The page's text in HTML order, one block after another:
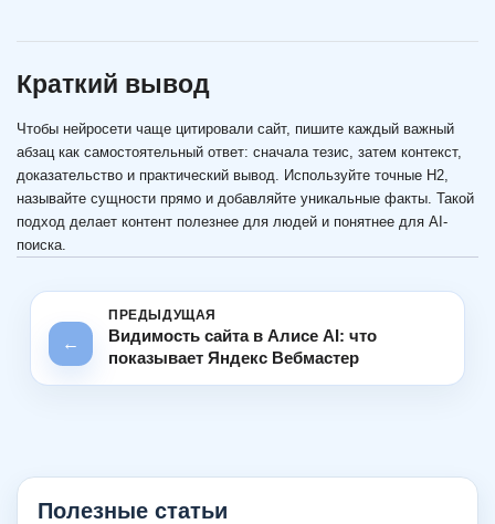
Краткий вывод
Чтобы нейросети чаще цитировали сайт, пишите каждый важный
абзац как самостоятельный ответ: сначала тезис, затем контекст,
доказательство и практический вывод. Используйте точные H2,
называйте сущности прямо и добавляйте уникальные факты. Такой
подход делает контент полезнее для людей и понятнее для AI-
поиска.
Видимость сайта в Алисе AI: что
показывает Яндекс Вебмастер
←
Полезные статьи